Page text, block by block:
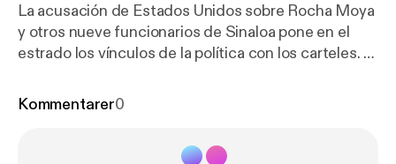
La acusación de Estados Unidos sobre Rocha Moya
y otros nueve funcionarios de Sinaloa pone en el
estrado los vínculos de la política con los carteles. El
cómo los tentáculos de la delincuencia atraparon la
Kommentarer0